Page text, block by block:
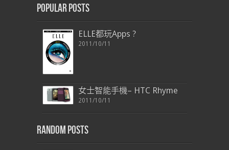
Popular Posts
ELLE都玩Apps ?
2011/10/11
女士智能手機– HTC Rhyme
2011/10/11
Random Posts